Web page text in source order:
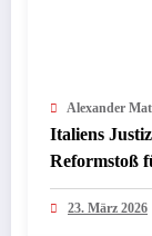
Alexander
Italiens
Reformstoß
23. März 2026